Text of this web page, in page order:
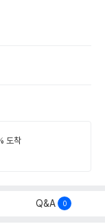
도착
Q&A 0